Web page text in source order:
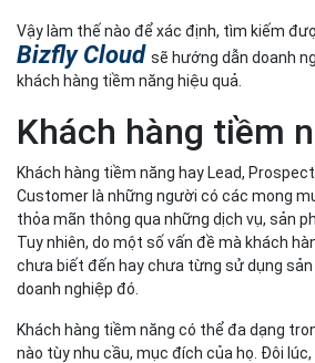
Vậy làm thế nào để xác định, tìm kiếm
Bizfly Cloud sẽ hướng dẫn doanh
khách hàng tiềm năng hiệu quả.
Khách hàng tiềm
Khách hàng tiềm năng hay Lead,
Customer là những người có các mong
thỏa mãn thông qua những dịch vụ, sản
Tuy nhiên, do một số vấn đề mà khách
chưa biết đến hay chưa từng sử dụng sản
doanh nghiệp đó.
Khách hàng tiềm năng có thể đa dạng
nào tùy nhu cầu, mục đích của họ. Đôi